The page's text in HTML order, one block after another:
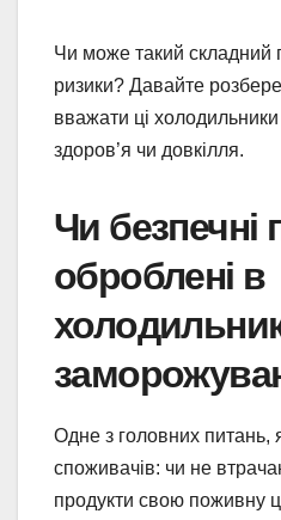
Чи може такий складний
ризики? Давайте
вважати ці
здоров’я чи довкілля.
Чи безпечні
оброблені в
Одне з головних питань,
споживачів: чи не
продукти свою поживну